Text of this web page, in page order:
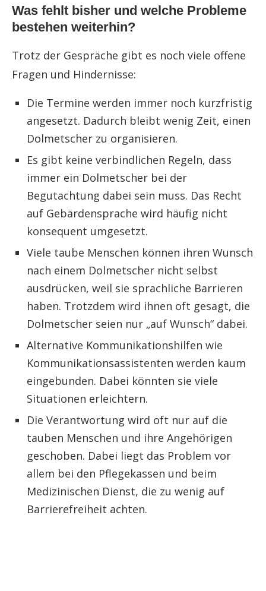
Was fehlt bisher und welche Probleme
bestehen weiterhin?
Trotz der Gespräche gibt es noch viele offene
Fragen und Hindernisse:
Die Termine werden immer noch kurzfristig
angesetzt. Dadurch bleibt wenig Zeit, einen
Dolmetscher zu organisieren.
Es gibt keine verbindlichen Regeln, dass
immer ein Dolmetscher bei der
Begutachtung dabei sein muss. Das Recht
auf Gebärdensprache wird häufig nicht
konsequent umgesetzt.
Viele taube Menschen können ihren Wunsch
nach einem Dolmetscher nicht selbst
ausdrücken, weil sie sprachliche Barrieren
haben. Trotzdem wird ihnen oft gesagt, die
Dolmetscher seien nur „auf Wunsch“ dabei.
Alternative Kommunikationshilfen wie
Kommunikationsassistenten werden kaum
eingebunden. Dabei könnten sie viele
Situationen erleichtern.
Die Verantwortung wird oft nur auf die
tauben Menschen und ihre Angehörigen
geschoben. Dabei liegt das Problem vor
allem bei den Pflegekassen und beim
Medizinischen Dienst, die zu wenig auf
Barrierefreiheit achten.